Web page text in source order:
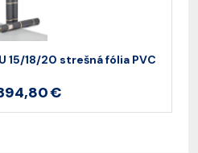
15/18/20 strešná fólia PVC
€